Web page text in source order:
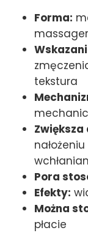
Forma:
tekstura
Pora
Efekty:
Można
płacie